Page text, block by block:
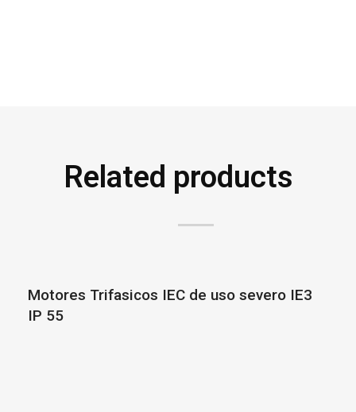
Related products
Motores Trifasicos IEC de uso severo IE3
IP 55